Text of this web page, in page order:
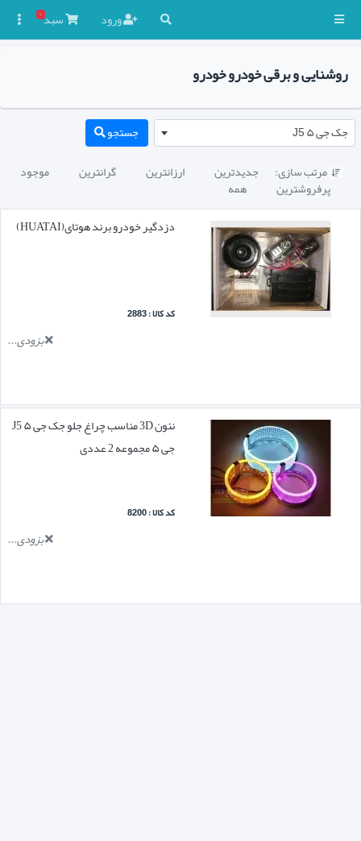
ورود سبد۰
روشنایی و برقی خودرو خودرو
جک جی ۵ J5 جستجو
 مرتب سازی: جدیدترین ارزانترین گرانترین موجود
پرفروشترین
همه
دزدگیر خودرو برند هوتای(HUATAI)
کد کالا : 2883
بزودی...
نئون 3D مناسب چراغ جلو جک جی ۵ J5
جی ۵ مجموعه 2 عددی
کد کالا : 8200
بزودی...